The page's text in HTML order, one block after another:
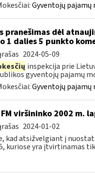
Gyventojų pajamų
pranešimas dėl
1 dalies 5 punkto
2024-05-09
inspekcija prie
gyventojų pajamų
Gyventojų pajamų
FM viršininko 2002 m.
2024-01-02
kad atsižvelgiant į
kuriose yra įtvirtinamas